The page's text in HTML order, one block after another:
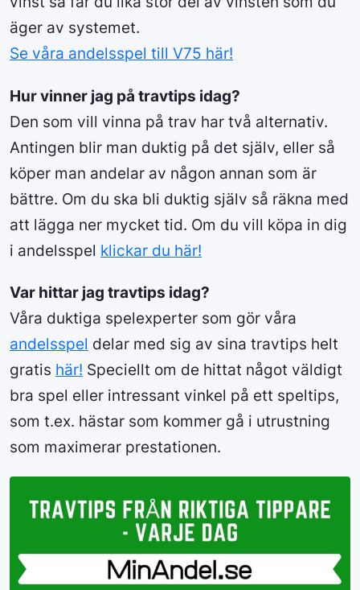
äger av systemet.
Se våra andelsspel till V75 här!
Hur vinner jag på travtips idag?
Den som vill vinna på trav har två alternativ.
Antingen blir man duktig på det själv, eller så
köper man andelar av någon annan som är
bättre. Om du ska bli duktig själv så räkna med
att lägga ner mycket tid. Om du vill köpa in dig
i andelsspel klickar du här!
Var hittar jag travtips idag?
Våra duktiga spelexperter som gör våra
andelsspel delar med sig av sina travtips helt
gratis här! Speciellt om de hittat något väldigt
bra spel eller intressant vinkel på ett speltips,
som t.ex. hästar som kommer gå i utrustning
som maximerar prestationen.